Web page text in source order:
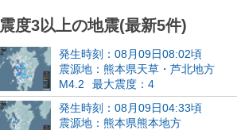
震度3以上の地震(最新5件)
発生時刻：08月09日08:02頃
震源地：熊本県天草・芦北地方
M4.2
最大震度：4
発生時刻：08月09日04:33頃
震源地：熊本県熊本地方